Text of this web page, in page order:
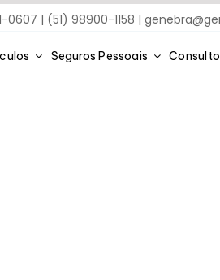
0607 | (51) 98900-1158 |
Seguros Pessoais